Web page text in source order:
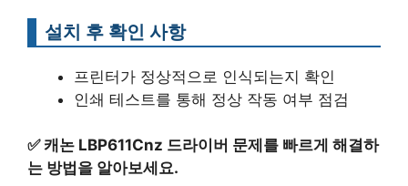
설치 후 확인 사항
프린터가 정상적으로 인식되는지 확인
인쇄 테스트를 통해 정상 작동 여부 점검
✅캐논 LBP611Cnz 드라이버 문제를 빠르게 해결하
는 방법을 알아보세요.